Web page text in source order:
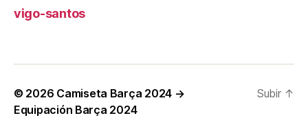
vigo-santos
© 2026 Camiseta Barça 2024 →
Equipación Barça 2024
Subir ↑